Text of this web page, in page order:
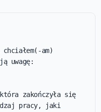
am)
uwagę:
zakończyła się
pracy, jaki